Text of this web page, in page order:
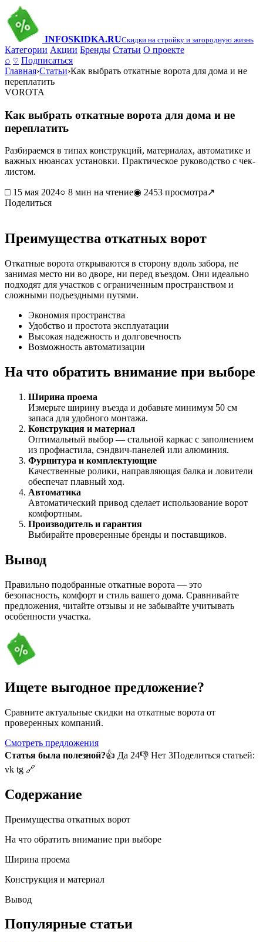
INFOSKIDKA.RUСкидки на стройку и загородную жизнь
Категории Акции Бренды Статьи О проекте
⌕ ♡ Подписаться
Главная›Статьи›Как выбрать откатные ворота для дома и не
переплатить
VOROTA
Как выбрать откатные ворота для дома и не
переплатить
Разбираемся в типах конструкций, материалах, автоматике и
важных нюансах установки. Практическое руководство с чек-
листом.
□ 15 мая 2024○ 8 мин на чтение◉ 2453 просмотра↗
Поделиться
Преимущества откатных ворот
Откатные ворота открываются в сторону вдоль забора, не
занимая место ни во дворе, ни перед въездом. Они идеально
подходят для участков с ограниченным пространством и
сложными подъездными путями.
Экономия пространства
Удобство и простота эксплуатации
Высокая надежность и долговечность
Возможность автоматизации
На что обратить внимание при выборе
Ширина проема
Измерьте ширину въезда и добавьте минимум 50 см
запаса для удобного монтажа.
Конструкция и материал
Оптимальный выбор — стальной каркас с заполнением
из профнастила, сэндвич-панелей или алюминия.
Фурнитура и комплектующие
Качественные ролики, направляющая балка и ловители
обеспечат плавный ход.
Автоматика
Автоматический привод сделает использование ворот
комфортным.
Производитель и гарантия
Выбирайте проверенные бренды и поставщиков.
Вывод
Правильно подобранные откатные ворота — это
безопасность, комфорт и стиль вашего дома. Сравнивайте
предложения, читайте отзывы и не забывайте учитывать
особенности участка.
Ищете выгодное предложение?
Сравните актуальные скидки на откатные ворота от
проверенных компаний.
Смотреть предложения
Статья была полезной?👍 Да 24👎 Нет 3Поделиться статьей:
vk tg 🔗
Содержание
Преимущества откатных ворот
На что обратить внимание при выборе
Ширина проема
Конструкция и материал
Вывод
Популярные статьи